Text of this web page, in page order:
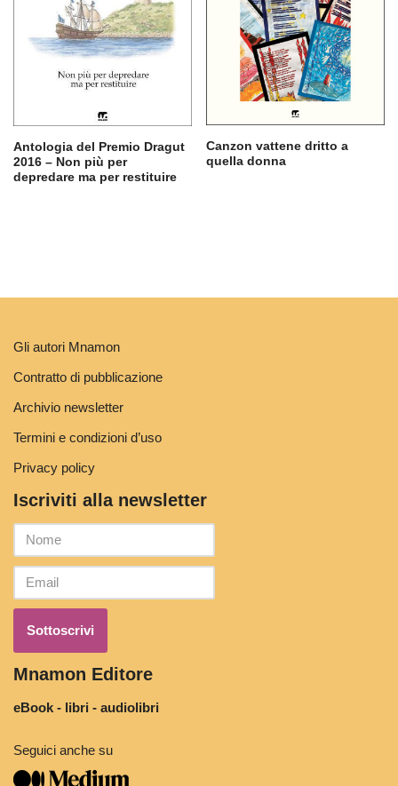
Antologia del Premio Dragut
2016 – Non più per
depredare ma per restituire
Canzon vattene dritto a
quella donna
Gli autori Mnamon
Contratto di pubblicazione
Archivio newsletter
Termini e condizioni d’uso
Privacy policy
Iscriviti alla newsletter
Mnamon Editore
eBook - libri - audiolibri
Seguici anche su